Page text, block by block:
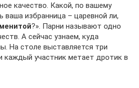
качество. Какой, по вашему
избранница – царевной ли,
?». Парни называют одно
А сейчас узнаем, куда
На столе выставляется три
каждый участник метает дротик в